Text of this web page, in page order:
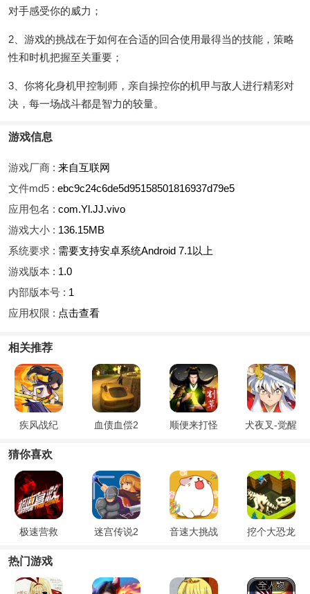
对手感受你的威力；
2、游戏的挑战在于如何在合适的回合使用最得当的技能，策略
性和时机把握至关重要；
3、你将化身机甲控制师，亲自操控你的机甲与敌人进行精彩对
决，每一场战斗都是智力的较量。
游戏信息
游戏厂商 : 来自互联网
文件md5 : ebc9c24c6de5d95158501816937d79e5
应用包名 : com.Yl.JJ.vivo
游戏大小 : 136.15MB
系统要求 : 需要支持安卓系统Android 7.1以上
游戏版本 : 1.0
内部版本号 : 1
应用权限 : 点击查看
相关推荐
疾风战纪 血债血偿2 顺便来打怪 犬夜叉-觉醒
猜你喜欢
极速营救 迷宫传说2 音速大挑战 挖个大恐龙
热门游戏